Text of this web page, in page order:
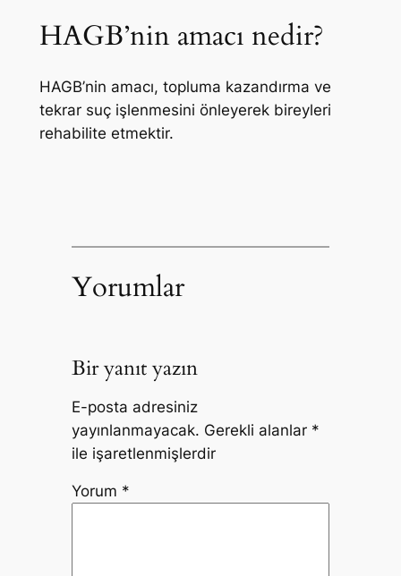
HAGB’nin amacı nedir?
HAGB’nin amacı, topluma kazandırma ve
tekrar suç işlenmesini önleyerek bireyleri
rehabilite etmektir.
Yorumlar
Bir yanıt yazın
E-posta adresiniz
yayınlanmayacak. Gerekli alanlar *
ile işaretlenmişlerdir
Yorum *